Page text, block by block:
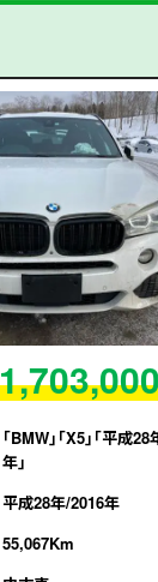
｢BMW｣｢X5｣｢平成28
年｣
平成28年/2016年
55,067Km